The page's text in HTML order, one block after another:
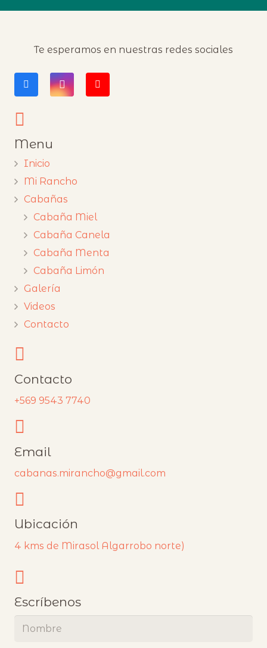
Te esperamos en nuestras redes sociales
Menu
Inicio
Mi Rancho
Cabañas
Cabaña Miel
Cabaña Canela
Cabaña Menta
Cabaña Limón
Galería
Videos
Contacto
Contacto
+569 9543 7740
Email
cabanas.mirancho@gmail.com
Ubicación
4 kms de Mirasol Algarrobo norte)
Escríbenos